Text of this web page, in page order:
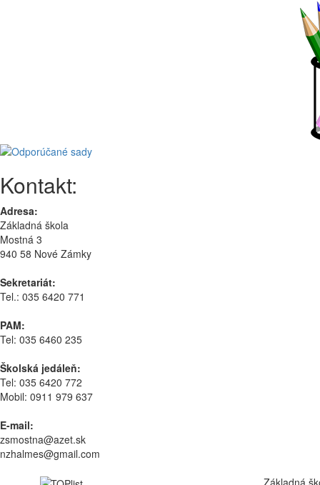
Kontakt:
Adresa:
Základná škola
Mostná 3
940 58 Nové Zámky
Sekretariát:
Tel.: 035 6420 771
PAM:
Tel: 035 6460 235
Školská jedáleň:
Tel: 035 6420 772
Mobil: 0911 979 637
E-mail:
zsmostna@azet.sk
nzhalmes@gmail.com
Základná